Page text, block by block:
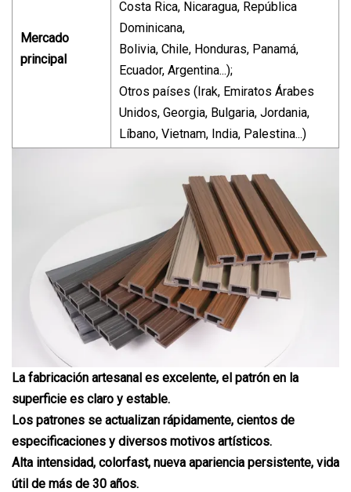
Mercado
principal
Costa Rica, Nicaragua, República
Dominicana,
Bolivia, Chile, Honduras, Panamá,
Ecuador, Argentina...);
Otros países (Irak, Emiratos Árabes
Unidos, Georgia, Bulgaria, Jordania,
Líbano, Vietnam, India, Palestina...)
La fabricación artesanal es excelente, el patrón en la
superficie es claro y estable.
Los patrones se actualizan rápidamente, cientos de
especificaciones y diversos motivos artísticos.
Alta intensidad, colorfast, nueva apariencia persistente, vida
útil de más de 30 años.